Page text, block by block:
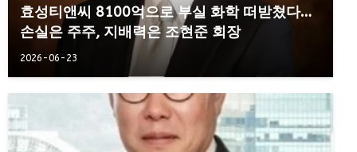
효성티앤씨 8100억으로 부실 화학 떠받쳤다…
손실은 주주, 지배력은 조현준 회장
2026-06-23